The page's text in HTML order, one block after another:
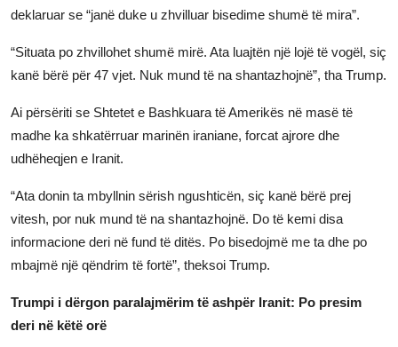
deklaruar se “janë duke u zhvilluar bisedime shumë të mira”.
“Situata po zhvillohet shumë mirë. Ata luajtën një lojë të vogël, siç
kanë bërë për 47 vjet. Nuk mund të na shantazhojnë”, tha Trump.
Ai përsëriti se Shtetet e Bashkuara të Amerikës në masë të
madhe ka shkatërruar marinën iraniane, forcat ajrore dhe
udhëheqjen e Iranit.
“Ata donin ta mbyllnin sërish ngushticën, siç kanë bërë prej
vitesh, por nuk mund të na shantazhojnë. Do të kemi disa
informacione deri në fund të ditës. Po bisedojmë me ta dhe po
mbajmë një qëndrim të fortë”, theksoi Trump.
Trumpi i dërgon paralajmërim të ashpër Iranit: Po presim
deri në këtë orë